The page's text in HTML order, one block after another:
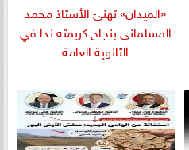
«الميدان» تهنئ الأستاذ محمد
المسلمانى بنجاح كريمته ندا في
الثانوية العامة